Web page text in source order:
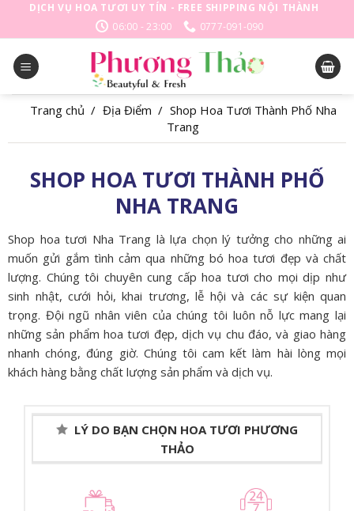
DỊCH VỤ HOA TƯƠI UY TÍN - FREE SHIPPING NỘI THÀNH
06:00 - 23:00
0777-091-090
Trang chủ / Địa Điểm / Shop Hoa Tươi Thành Phố Nha
Trang
SHOP HOA TƯƠI THÀNH PHỐ
NHA TRANG
Shop hoa tươi Nha Trang là lựa chọn lý tưởng cho những ai
muốn gửi gắm tình cảm qua những bó hoa tươi đẹp và chất
lượng. Chúng tôi chuyên cung cấp hoa tươi cho mọi dịp như
sinh nhật, cưới hỏi, khai trương, lễ hội và các sự kiện quan
trọng. Đội ngũ nhân viên của chúng tôi luôn nỗ lực mang lại
những sản phẩm hoa tươi đẹp, dịch vụ chu đáo, và giao hàng
nhanh chóng, đúng giờ. Chúng tôi cam kết làm hài lòng mọi
khách hàng bằng chất lượng sản phẩm và dịch vụ.
LÝ DO BẠN CHỌN HOA TƯƠI PHƯƠNG
THẢO